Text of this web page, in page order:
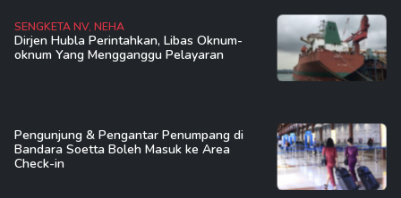
SENGKETA NV, NEHA
Dirjen Hubla Perintahkan, Libas Oknum-
oknum Yang Mengganggu Pelayaran
Pengunjung & Pengantar Penumpang di
Bandara Soetta Boleh Masuk ke Area
Check-in